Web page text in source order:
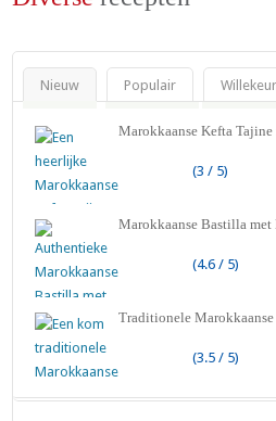
Nieuw Populair
Marokkaanse Kefta Tajine
(3 / 5)
Marokkaanse Bastilla met
(4.6 / 5)
Traditionele Marokkaanse
(3.5 / 5)